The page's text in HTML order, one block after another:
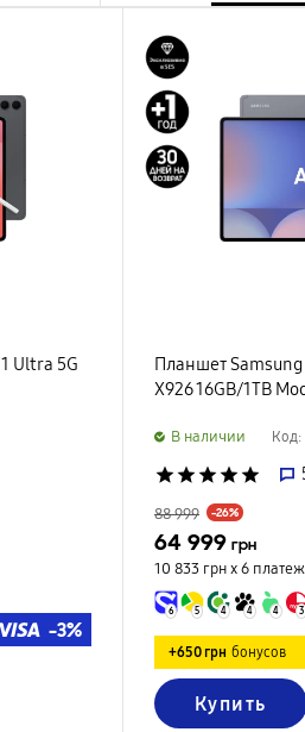
Ultra 5G
-3%
Планшет Samsung
X926 16GB/1TB
B наличии Код:
star star star star star
88 999 -26%
64 999 грн
10 833 грн х 6
6 5 4 4 4 3
+650 грн бонусов
Купить